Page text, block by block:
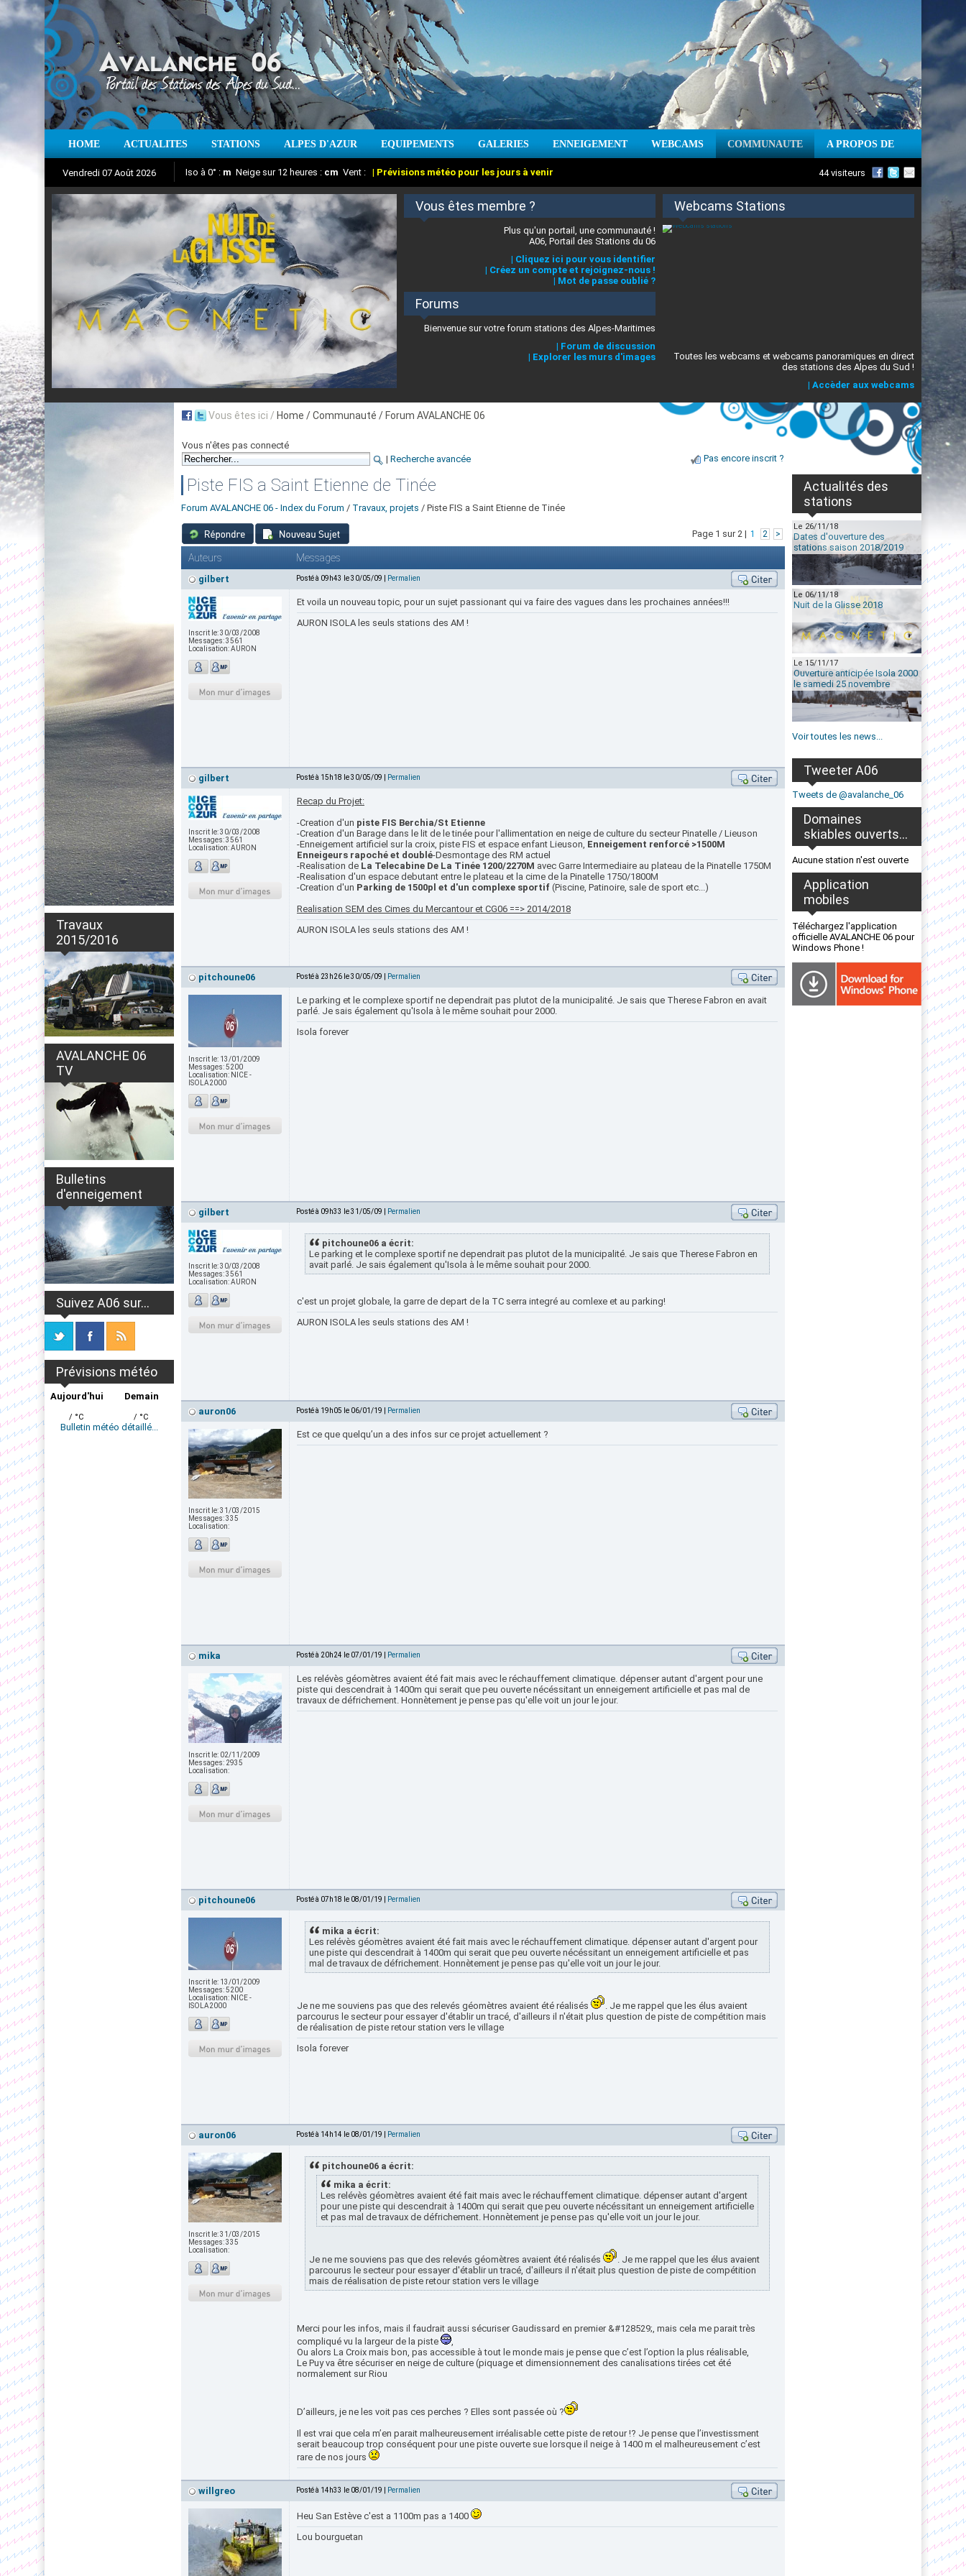
HOME ACTUALITES STATIONS ALPES D'AZUR EQUIPEMENTS GALERIES ENNEIGEMENT WEBCAMS COMMUNAUTE A PROPOS DE
Vendredi 07 Août 2026
Aujourd'hui : T° Min : °C T° Max :°C Prévisions météo pour les jours à venir
Iso à 0° : m Neige sur 12 heures : cm Vent : | Prévisions météo pour les jours à venir
Suivez en direct l'actualité des stations des Alpes-Maritimes
44 visiteurs
Nuit de la Glisse 2018 Vous êtes membre ?
Plus qu'un portail, une communauté !
A06, Portail des Stations du 06
| Cliquez ici pour vous identifier
| Créez un compte et rejoignez-nous !
| Mot de passe oublié ?
Forums
Bienvenue sur votre forum stations des Alpes-Maritimes
| Forum de discussion
| Explorer les murs d'images
Webcams Stations
Toutes les webcams et webcams panoramiques en direct
des stations des Alpes du Sud !
| Accèder aux webcams
Travaux
2015/2016
AVALANCHE 06
TV
Bulletins
d'enneigement
Suivez A06 sur...
Prévisions météo
Aujourd'hui
/ °C
Demain
/ °C
Bulletin météo détaillé...
Vous êtes ici / Home / Communauté / Forum AVALANCHE 06
Vous n'êtes pas connecté
| Recherche avancée Pas encore inscrit ?
Piste FIS a Saint Etienne de Tinée
Forum AVALANCHE 06 - Index du Forum / Travaux, projets / Piste FIS a Saint Etienne de Tinée
Page 1 sur 2 | 1 2 >
Auteurs Messages
gilbert Posté à 09h43 le 30/05/09 | Permalien
Inscrit le:30/03/2008
Messages:3561
Localisation:AURON
Et voila un nouveau topic, pour un sujet passionant qui va faire des vagues dans les prochaines années!!!
AURON ISOLA les seuls stations des AM !
gilbert Posté à 15h18 le 30/05/09 | Permalien
Inscrit le:30/03/2008
Messages:3561
Localisation:AURON
Recap du Projet:
-Creation d'un piste FIS Berchia/St Etienne
-Creation d'un Barage dans le lit de le tinée pour l'allimentation en neige de culture du secteur Pinatelle / Lieuson
-Enneigement artificiel sur la croix, piste FIS et espace enfant Lieuson, Enneigement renforcé >1500M
Enneigeurs rapoché et doublé-Desmontage des RM actuel
-Realisation de La Telecabine De La Tinée 1200/2270M avec Garre Intermediaire au plateau de la Pinatelle 1750M
-Realisation d'un espace debutant entre le plateau et la cime de la Pinatelle 1750/1800M
-Creation d'un Parking de 1500pl et d'un complexe sportif (Piscine, Patinoire, sale de sport etc...)
Realisation SEM des Cimes du Mercantour et CG06 ==> 2014/2018
AURON ISOLA les seuls stations des AM !
pitchoune06 Posté à 23h26 le 30/05/09 | Permalien
Inscrit le: 13/01/2009
Messages:5200
Localisation: NICE -
ISOLA2000
Le parking et le complexe sportif ne dependrait pas plutot de la municipalité. Je sais que Therese Fabron en avait
parlé. Je sais également qu'Isola à le même souhait pour 2000.
Isola forever
gilbert Posté à 09h33 le 31/05/09 | Permalien
Inscrit le:30/03/2008
Messages:3561
Localisation:AURON
pitchoune06 a écrit:
Le parking et le complexe sportif ne dependrait pas plutot de la municipalité. Je sais que Therese Fabron en
avait parlé. Je sais également qu'Isola à le même souhait pour 2000.
c'est un projet globale, la garre de depart de la TC serra integré au comlexe et au parking!
AURON ISOLA les seuls stations des AM !
auron06 Posté à 19h05 le 06/01/19 | Permalien
Inscrit le:31/03/2015
Messages:335
Localisation:
Est ce que quelqu’un a des infos sur ce projet actuellement ?
mika Posté à 20h24 le 07/01/19 | Permalien
Inscrit le: 02/11/2009
Messages: 2935
Localisation:
Les relévès géomètres avaient été fait mais avec le réchauffement climatique. dépenser autant d'argent pour une
piste qui descendrait à 1400m qui serait que peu ouverte nécéssitant un enneigement artificielle et pas mal de
travaux de défrichement. Honnètement je pense pas qu'elle voit un jour le jour.
pitchoune06 Posté à 07h18 le 08/01/19 | Permalien
Inscrit le: 13/01/2009
Messages:5200
Localisation: NICE -
ISOLA2000
mika a écrit:
Les relévès géomètres avaient été fait mais avec le réchauffement climatique. dépenser autant d'argent pour
une piste qui descendrait à 1400m qui serait que peu ouverte nécéssitant un enneigement artificielle et pas
mal de travaux de défrichement. Honnètement je pense pas qu'elle voit un jour le jour.
Je ne me souviens pas que des relevés géomètres avaient été réalisés
. Je me rappel que les élus avaient
parcourus le secteur pour essayer d'établir un tracé, d'ailleurs il n'était plus question de piste de compétition mais
de réalisation de piste retour station vers le village
Isola forever
auron06 Posté à 14h14 le 08/01/19 | Permalien
Inscrit le:31/03/2015
Messages:335
Localisation:
pitchoune06 a écrit:
mika a écrit:
Les relévès géomètres avaient été fait mais avec le réchauffement climatique. dépenser autant d'argent
pour une piste qui descendrait à 1400m qui serait que peu ouverte nécéssitant un enneigement artificielle
et pas mal de travaux de défrichement. Honnètement je pense pas qu'elle voit un jour le jour.
Je ne me souviens pas que des relevés géomètres avaient été réalisés
. Je me rappel que les élus avaient
parcourus le secteur pour essayer d'établir un tracé, d'ailleurs il n'était plus question de piste de compétition
mais de réalisation de piste retour station vers le village
Merci pour les infos, mais il faudrait aussi sécuriser Gaudissard en premier &#128529;, mais cela me parait très
compliqué vu la largeur de la piste
,
Ou alors La Croix mais bon, pas accessible à tout le monde mais je pense que c’est l’option la plus réalisable,
Le Puy va être sécuriser en neige de culture (piquage et dimensionnement des canalisations tirées cet été
normalement sur Riou
D’ailleurs, je ne les voit pas ces perches ? Elles sont passée où ?
Il est vrai que cela m’en parait malheureusement irréalisable cette piste de retour !? Je pense que l’investissment
serait beaucoup trop conséquent pour une piste ouverte sue lorsque il neige à 1400 m el malheureusement c’est
rare de nos jours
willgreo Posté à 14h33 le 08/01/19 | Permalien
Heu San Estève c'est a 1100m pas a 1400
Lou bourguetan
Actualités des
stations
Le 26/11/18
Dates d'ouverture des
stations saison 2018/2019
Le 06/11/18
Nuit de la Glisse 2018
Le 15/11/17
Ouverture anticipée Isola 2000
le samedi 25 novembre
Voir toutes les news...
Tweeter A06
Tweets de @avalanche_06
Domaines
skiables ouverts...
Aucune station n'est ouverte
Application
mobiles
Téléchargez l'application
officielle AVALANCHE 06 pour
Windows Phone !